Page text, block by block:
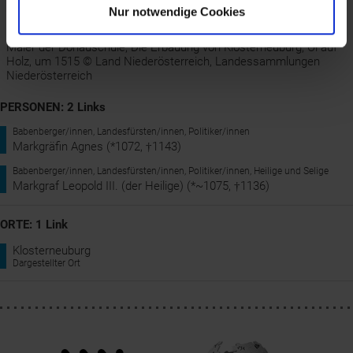
Nur notwendige Cookies
Maler der Donauschule, Die Erbauung von Klosterneuburg, Öl auf
Holz, um 1515 © Land Niederösterreich, Landessammlungen
Niederösterreich
PERSONEN: 2 Links
Babenberger/innen, Landesfürsten/innen, Politiker/innen
Markgräfin Agnes (*1072, †1143)
Babenberger/innen, Landesfürsten/innen, Politiker/innen, Heilige und Selige
Markgraf Leopold III. (der Heilige) (*~1075, †1136)
ORTE: 1 Link
Klosterneuburg
Dargestellter Ort